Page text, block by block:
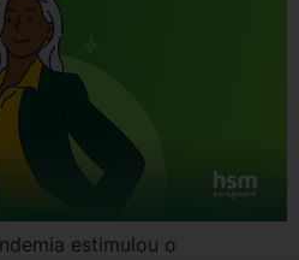
estimulou o